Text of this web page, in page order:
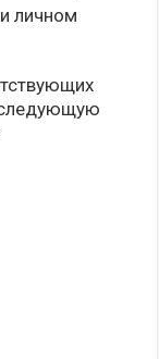
личном
следующую